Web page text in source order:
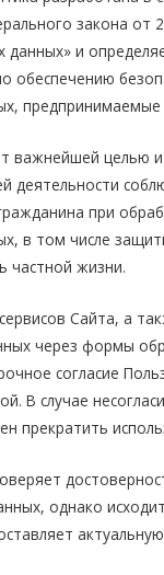
закона от
данных» и
обеспечению
важнейшей целью
деятельности
при
в том числе
частной жизни.
Сайта, а
через формы
согласие
В случае
прекратить
однако